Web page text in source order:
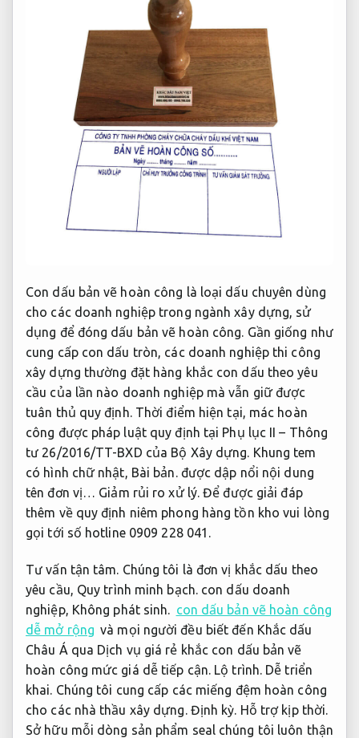
Con dấu bản vẽ hoàn công là loại dấu chuyên dùng
cho các doanh nghiệp trong ngành xây dựng, sử
dụng để đóng dấu bản vẽ hoàn công. Gần giống như
cung cấp con dấu tròn, các doanh nghiệp thi công
xây dựng thường đặt hàng khắc con dấu theo yêu
cầu của lần nào doanh nghiệp mà vẫn giữ được
tuân thủ quy định. Thời điểm hiện tại, mác hoàn
công được pháp luật quy định tại Phụ lục II – Thông
tư 26/2016/TT-BXD của Bộ Xây dựng. Khung tem
có hình chữ nhật, Bài bản.được dập nổi nội dung
tên đơn vị… Giảm rủi ro xử lý. Để được giải đáp
thêm về quy định niêm phong hàng tồn kho vui lòng
gọi tới số hotline 0909 228 041.
Tư vấn tận tâm. Chúng tôi là đơn vị khắc dấu theo
yêu cầu, Quy trình minh bạch. con dấu doanh
nghiệp, Không phát sinh.
con dấu bản vẽ hoàn công
dễ mở rộng và mọi người đều biết đến Khắc dấu
Châu Á qua Dịch vụ giá rẻ khắc con dấu bản vẽ
hoàn công mức giá dễ tiếp cận. Lộ trình. Dễ triển
khai. Chúng tôi cung cấp các miếng đệm hoàn công
cho các nhà thầu xây dựng. Định kỳ. Hỗ trợ kịp thời.
Sở hữu mỗi dòng sản phẩm seal chúng tôi luôn thận